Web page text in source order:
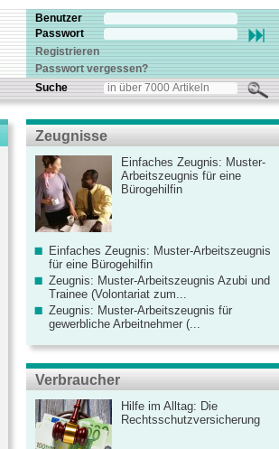
Benutzer
Passwort
Registrieren
Passwort vergessen?
Suche
Zeugnisse
Einfaches Zeugnis: Muster-
Arbeitszeugnis für eine
Bürogehilfin
Einfaches Zeugnis: Muster-Arbeitszeugnis
für eine Bürogehilfin
Zeugnis: Muster-Arbeitszeugnis Azubi und
Trainee (Volontariat zum...
Zeugnis: Muster-Arbeitszeugnis für
gewerbliche Arbeitnehmer (...
Verbraucher
Hilfe im Alltag: Die
Rechtsschutzversicherung